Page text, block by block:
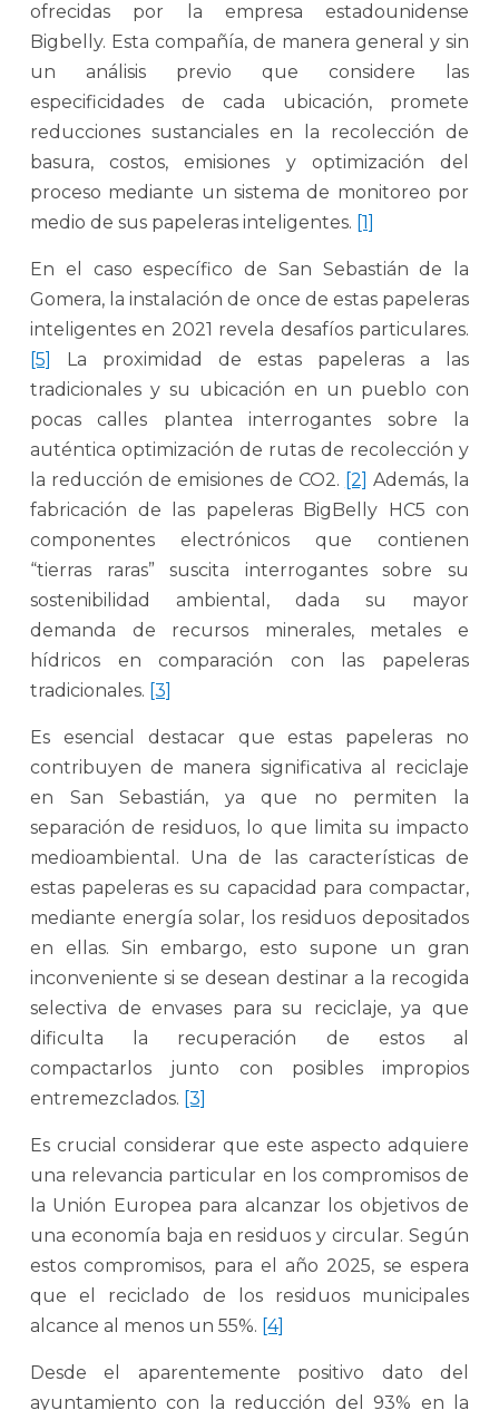
ofrecidas por la empresa estadounidense
Bigbelly. Esta compañía, de manera general y sin
un análisis previo que considere las
especificidades de cada ubicación, promete
reducciones sustanciales en la recolección de
basura, costos, emisiones y optimización del
proceso mediante un sistema de monitoreo por
medio de sus papeleras inteligentes. [1]
En el caso específico de San Sebastián de la
Gomera, la instalación de once de estas papeleras
inteligentes en 2021 revela desafíos particulares.
[5]
La proximidad de estas papeleras a las
tradicionales y su ubicación en un pueblo con
pocas calles plantea interrogantes sobre la
auténtica optimización de rutas de recolección y
la reducción de emisiones de CO2. [2] Además, la
fabricación de las papeleras BigBelly HC5 con
componentes electrónicos que contienen
“tierras raras” suscita interrogantes sobre su
sostenibilidad ambiental, dada su mayor
demanda de recursos minerales, metales e
hídricos en comparación con las papeleras
tradicionales. [3]
Es esencial destacar que estas papeleras no
contribuyen de manera significativa al reciclaje
en San Sebastián, ya que no permiten la
separación de residuos, lo que limita su impacto
medioambiental. Una de las características de
estas papeleras es su capacidad para compactar,
mediante energía solar, los residuos depositados
en ellas. Sin embargo, esto supone un gran
inconveniente si se desean destinar a la recogida
selectiva de envases para su reciclaje, ya que
dificulta la recuperación de estos al
compactarlos junto con posibles impropios
entremezclados. [3]
Es crucial considerar que este aspecto adquiere
una relevancia particular en los compromisos de
la Unión Europea para alcanzar los objetivos de
una economía baja en residuos y circular. Según
estos compromisos, para el año 2025, se espera
que el reciclado de los residuos municipales
alcance al menos un 55%. [4]
Desde el aparentemente positivo dato del
ayuntamiento con la reducción del 93% en la